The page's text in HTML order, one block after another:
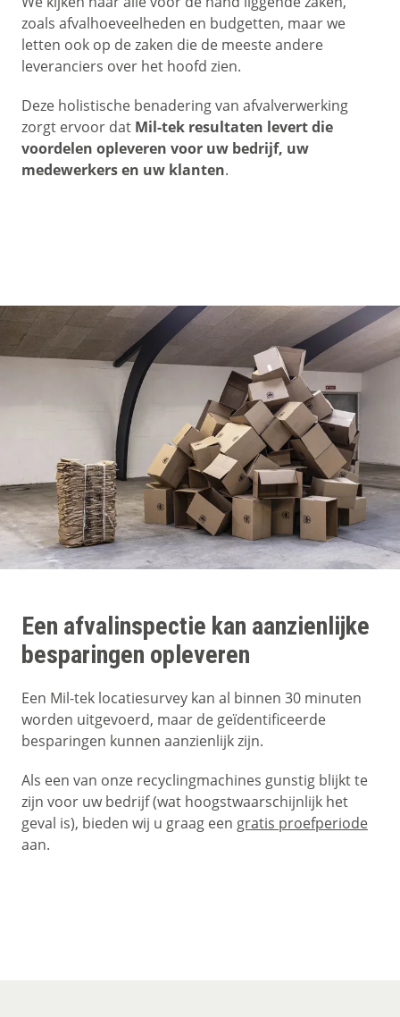
zoals afvalhoeveelheden en budgetten, maar we
letten ook op de zaken die de meeste andere
leveranciers over het hoofd zien.
Deze holistische benadering van afvalverwerking
zorgt ervoor dat Mil-tek resultaten levert die
voordelen opleveren voor uw bedrijf, uw
medewerkers en uw klanten.
Een afvalinspectie kan aanzienlijke
besparingen opleveren
Een Mil-tek locatiesurvey kan al binnen 30 minuten
worden uitgevoerd, maar de geïdentificeerde
besparingen kunnen aanzienlijk zijn.
Als een van onze recyclingmachines gunstig blijkt te
zijn voor uw bedrijf (wat hoogstwaarschijnlijk het
geval is), bieden wij u graag een gratis proefperiode
aan.